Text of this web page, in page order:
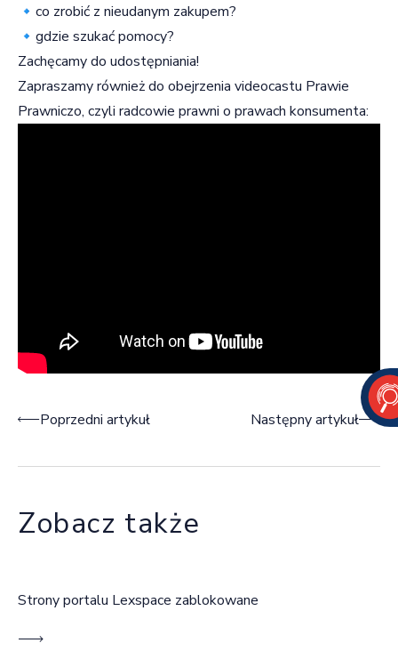
🔹co zrobić z nieudanym zakupem?
🔹gdzie szukać pomocy?
Zachęcamy do udostępniania!
Zapraszamy również do obejrzenia videocastu Prawie
Prawniczo, czyli radcowie prawni o prawach konsumenta:
Nawigacja wpisu
Poprzedni artykuł Następny artykuł
Zobacz także
Strony portalu Lexspace zablokowane